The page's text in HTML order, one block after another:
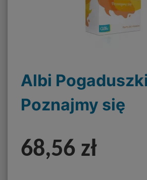
Albi
Poznajmy się
68,56 zł